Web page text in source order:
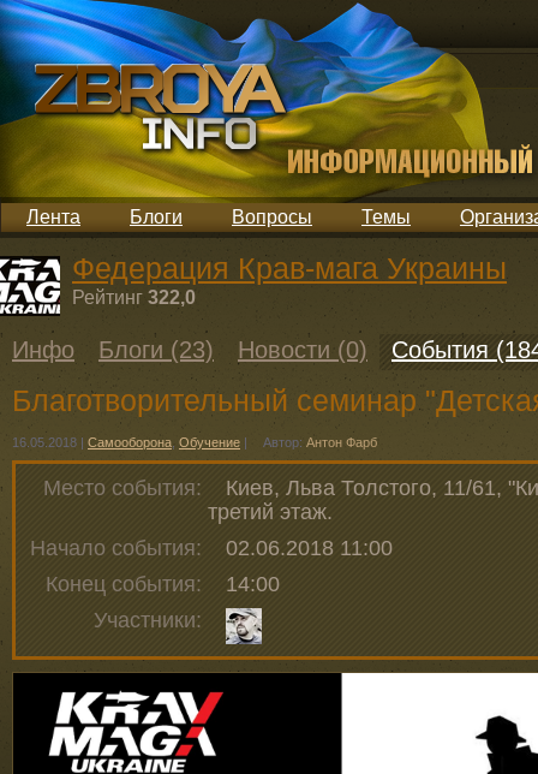
Лента Блоги Вопросы Темы
Федерация Крав-мага Украины
Рейтинг 322,0
Инфо Блоги (23) Новости (0) События
Благотворительный семинар
16.05.2018 | Самооборона Обучение | Автор: Антон Фарб
Место события:
Киев, Льва Толстого, 11/61,
третий этаж.
Начало события:
02.06.2018 11:00
Конец события:
14:00
Участники: